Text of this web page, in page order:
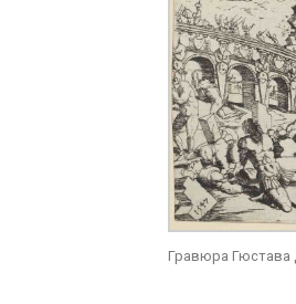
Гравюра Гюстава